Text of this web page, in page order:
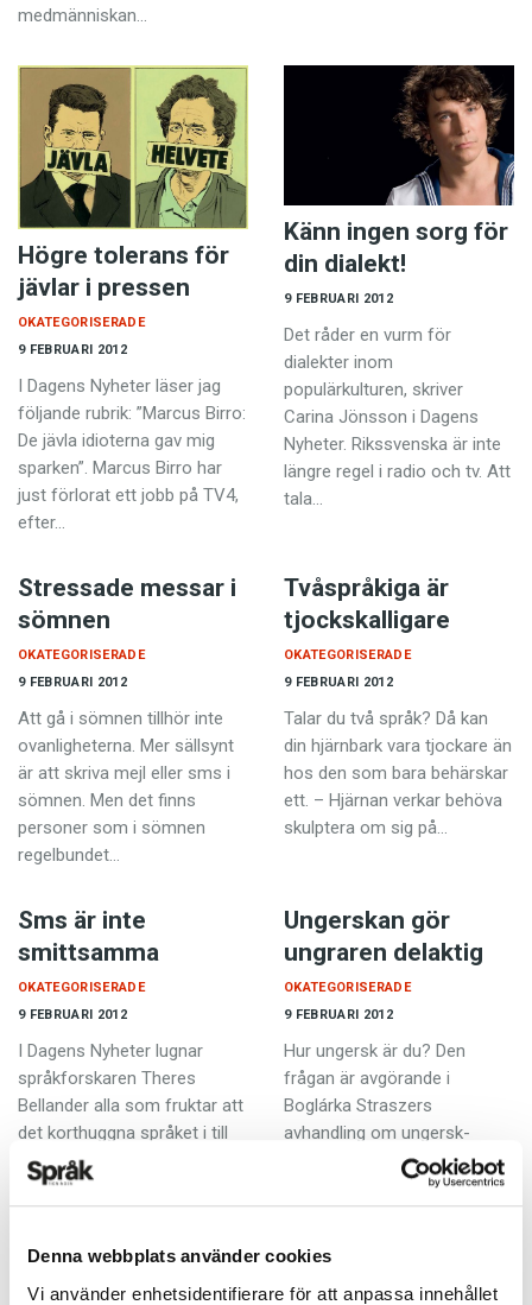
Denna webbplats använder cookies
Vi använder enhetsidentifierare för att anpassa innehållet
medmänniskan…
Högre tolerans för
jävlar i pressen
9 FEBRUARI 2012
OKATEGORISERADE
I Dagens Nyheter läser jag
följande rubrik: ”Marcus Birro:
De jävla idioterna gav mig
sparken”. Marcus Birro har
just förlorat ett jobb på TV4,
efter…
Känn ingen sorg för
din dialekt!
9 FEBRUARI 2012
Det råder en vurm för
dialekter inom
populärkulturen, skriver
Carina Jönsson i Dagens
Nyheter. Rikssvenska är inte
längre regel i radio och tv. Att
tala…
Stressade messar i
sömnen
9 FEBRUARI 2012
OKATEGORISERADE
Att gå i sömnen tillhör inte
ovanligheterna. Mer sällsynt
är att skriva mejl eller sms i
sömnen. Men det finns
personer som i sömnen
regelbundet…
Tvåspråkiga är
tjockskalligare
9 FEBRUARI 2012
OKATEGORISERADE
Talar du två språk? Då kan
din hjärnbark vara tjockare än
hos den som bara behärskar
ett. – Hjärnan verkar behöva
skulptera om sig på…
Sms är inte
smittsamma
9 FEBRUARI 2012
OKATEGORISERADE
I Dagens Nyheter lugnar
språkforskaren Theres
Bellander alla som fruktar att
det korthuggna språket i till
exempel sms skulle smitta av
sig på andra texttyper.…
Ungerskan gör
ungraren delaktig
9 FEBRUARI 2012
OKATEGORISERADE
Hur ungersk är du? Den
frågan är avgörande i
Boglárka Straszers
avhandling om ungersk­
ättades kulturella identitet.
Hon har intervjuat personer